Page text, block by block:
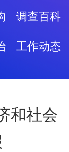
调查百科
工作动态
和社会